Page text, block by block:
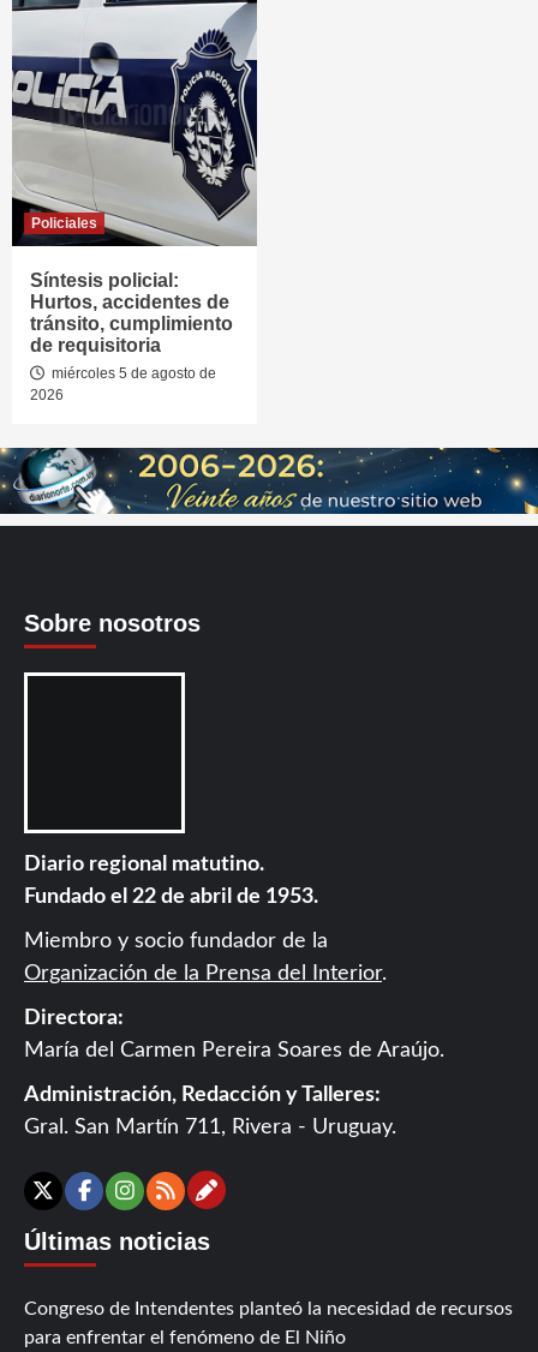
Policiales
Síntesis policial:
Hurtos, accidentes de
tránsito, cumplimiento
de requisitoria
miércoles 5 de agosto de
2026
Sobre nosotros
Diario regional matutino.
Fundado el 22 de abril de 1953.
Miembro y socio fundador de la
Organización de la Prensa del Interior.
Directora:
María del Carmen Pereira Soares de Araújo.
Administración, Redacción y Talleres:
Gral. San Martín 711, Rivera - Uruguay.
X Facebook
Instagram
RSSContáctanos
Últimas noticias
Congreso de Intendentes planteó la necesidad de recursos
para enfrentar el fenómeno de El Niño